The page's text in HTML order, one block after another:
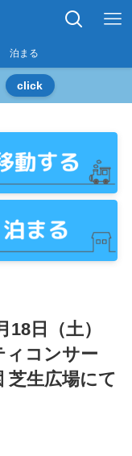
泊まる
click
18日（土）
ィコンサー
芝生広場にて